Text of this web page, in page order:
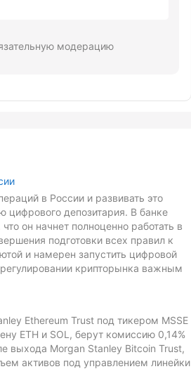
модерацию
в России и развивать это
депозитария. В банке
он начнет полноценно работать в
подготовки всех правил к
и намерен запустить цифровой
крипторынка важным
Ethereum Trust под тикером MSSE
ETH и SOL, берут комиссию 0,14%
выхода Morgan Stanley Bitcoin Trust,
активов под управлением линейки